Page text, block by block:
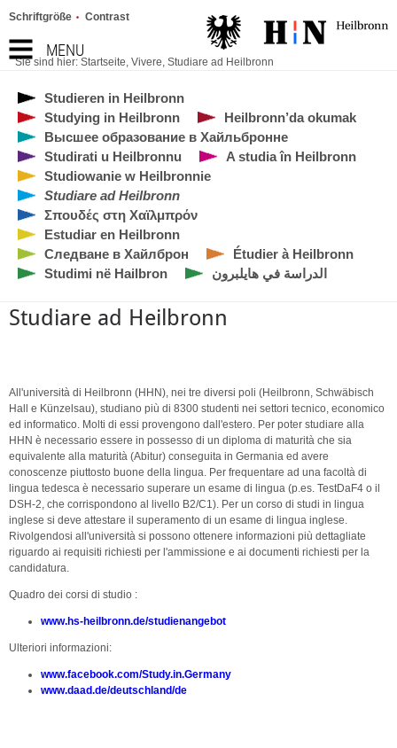
MENU
Schriftgröße Contrast
Sie sind hier: Startseite, Vivere, Studiare ad Heilbronn
Studieren in Heilbronn
Studying in Heilbronn
Heilbronn’da okumak
Высшее образование в Хайльбронне
Studirati u Heilbronnu
A studia în Heilbronn
Studiowanie w Heilbronnie
Studiare ad Heilbronn
Σπουδές στη Χαϊλμπρόν
Estudiar en Heilbronn
Следване в Хайлброн
Étudier à Heilbronn
Studimi në Hailbron
الدراسة في هايلبرون
Studiare ad Heilbronn
All'università di Heilbronn (HHN), nei tre diversi poli (Heilbronn, Schwäbisch
Hall e Künzelsau), studiano più di 8300 studenti nei settori tecnico, economico
ed informatico. Molti di essi provengono dall'estero. Per poter studiare alla
HHN è necessario essere in possesso di un diploma di maturità che sia
equivalente alla maturità (Abitur) conseguita in Germania ed avere
conoscenze piuttosto buone della lingua. Per frequentare ad una facoltà di
lingua tedesca è necessario superare un esame di lingua (p.es. TestDaF4 o il
DSH-2, che corrispondono al livello B2/C1). Per un corso di studi in lingua
inglese si deve attestare il superamento di un esame di lingua inglese.
Rivolgendosi all'università si possono ottenere informazioni più dettagliate
riguardo ai requisiti richiesti per l'ammissione e ai documenti richiesti per la
candidatura.
Quadro dei corsi di studio :
www.hs-heilbronn.de/studienangebot
Ulteriori informazioni:
www.facebook.com/Study.in.Germany
www.daad.de/deutschland/de